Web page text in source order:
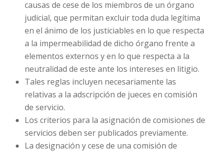
causas de cese de los miembros de un órgano
judicial, que permitan excluir toda duda legítima
en el ánimo de los justiciables en lo que respecta
a la impermeabilidad de dicho órgano frente a
elementos externos y en lo que respecta a la
neutralidad de este ante los intereses en litigio.
Tales reglas incluyen necesariamente las
relativas a la adscripción de jueces en comisión
de servicio.
Los criterios para la asignación de comisiones de
servicios deben ser publicados previamente.
La designación y cese de una comisión de